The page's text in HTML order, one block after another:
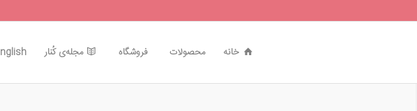
خانه محصولات فروشگاه مجله‌ی کُنار